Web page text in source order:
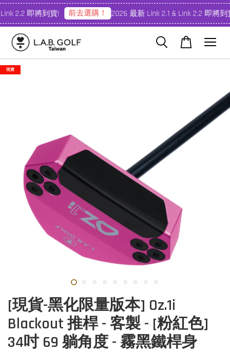
2.2 即將到貨! 前去選購！ 2026 最新 Link 2.1 & Link 2.2 即將到
現貨
[現貨-黑化限量版本] Oz.1i
Blackout 推桿 - 客製 - [粉紅色]
34吋 69 躺角度 - 霧黑鐵桿身